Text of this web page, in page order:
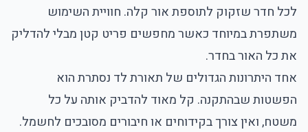
לכל חדר שזקוק לתוספת אור קלה. חוויית השימוש
משתפרת במיוחד כאשר מחפשים פריט קטן מבלי להדליק
את כל האור בחדר.
אחד היתרונות הגדולים של תאורת לד נסתרת הוא
הפשטות שבהתקנה. קל מאוד להדביק אותה על כל
משטח, ואין צורך בקידוחים או חיבורים מסובכים לחשמל.